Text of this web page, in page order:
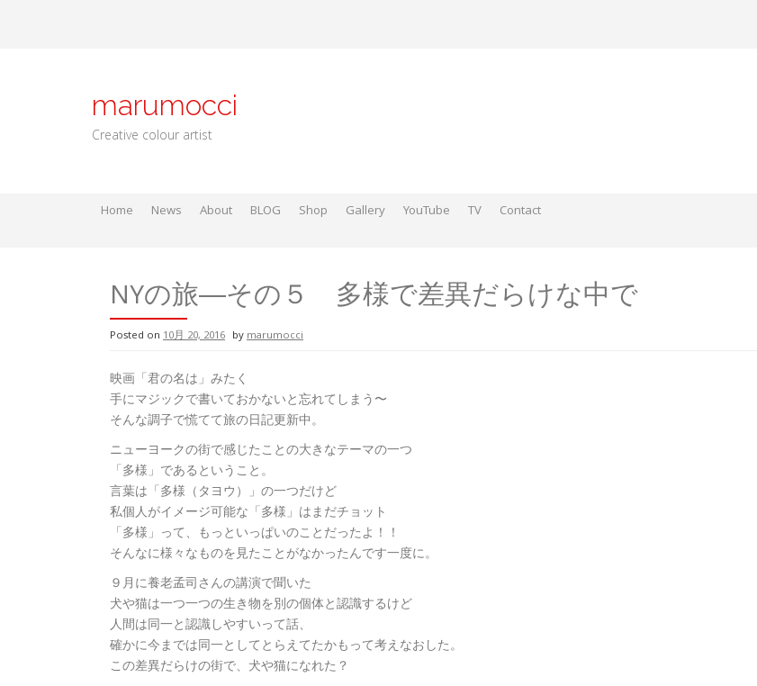
marumocci
Creative colour artist
Home News About BLOG Shop Gallery YouTube TV Contact
NYの旅―その５ 多様で差異だらけな中で
Posted on 10月 20, 2016 bymarumocci
映画「君の名は」みたく
手にマジックで書いておかないと忘れてしまう〜
そんな調子で慌てて旅の日記更新中。
ニューヨークの街で感じたことの大きなテーマの一つ
「多様」であるということ。
言葉は「多様（タヨウ）」の一つだけど
私個人がイメージ可能な「多様」はまだチョット
「多様」って、もっといっぱいのことだったよ！！
そんなに様々なものを見たことがなかったんです一度に。
９月に養老孟司さんの講演で聞いた
犬や猫は一つ一つの生き物を別の個体と認識するけど
人間は同一と認識しやすいって話、
確かに今までは同一としてとらえてたかもって考えなおした。
この差異だらけの街で、犬や猫になれた？